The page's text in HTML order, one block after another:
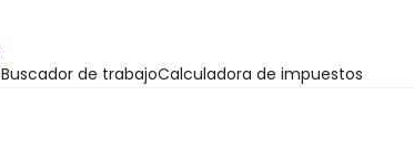
Buscador de trabajoCalculadora de impuestos